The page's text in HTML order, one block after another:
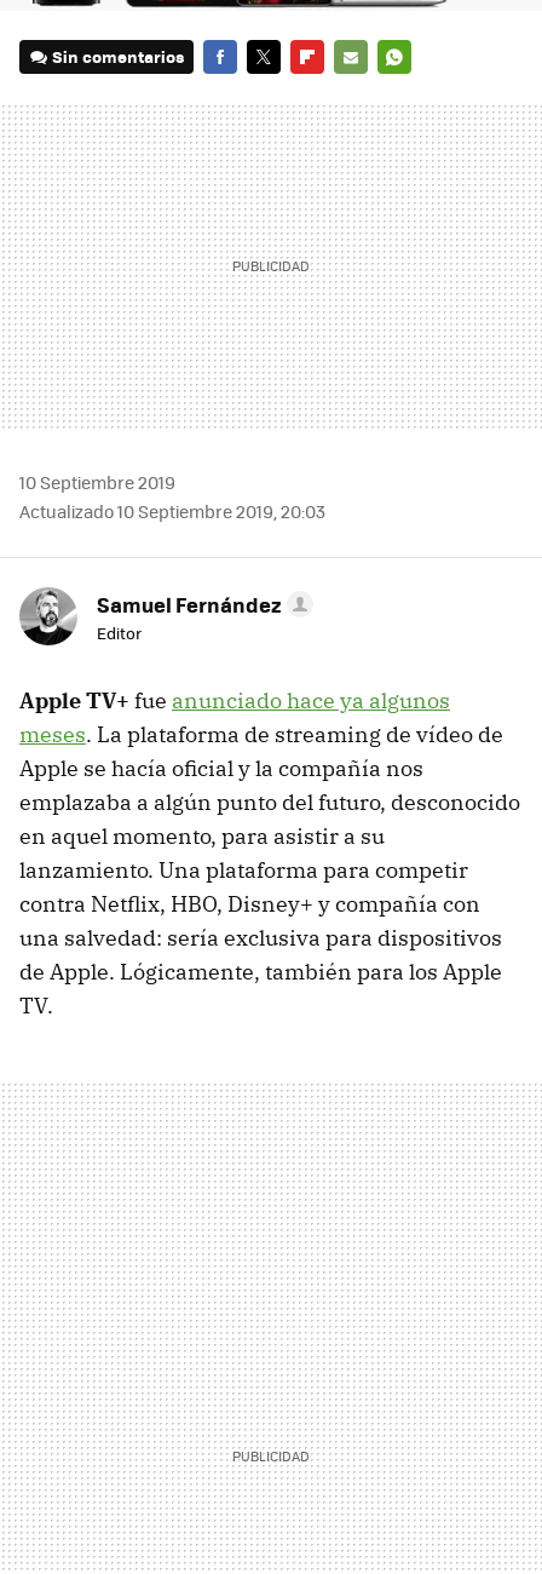
Sin comentarios
MAIL
10 Septiembre 2019
Actualizado 10 Septiembre 2019, 20:03
Samuel Fernández
Editor
Apple TV+ fue anunciado hace ya algunos
meses. La plataforma de streaming de vídeo de
Apple se hacía oficial y la compañía nos
emplazaba a algún punto del futuro, desconocido
en aquel momento, para asistir a su
lanzamiento. Una plataforma para competir
contra Netflix, HBO, Disney+ y compañía con
una salvedad: sería exclusiva para dispositivos
de Apple. Lógicamente, también para los Apple
TV.